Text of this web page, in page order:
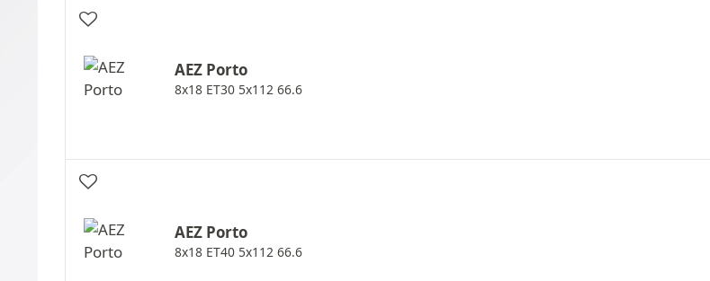
AEZ Porto
8x18 ET30 5x112 66.6
AEZ Porto
8x18 ET40 5x112 66.6